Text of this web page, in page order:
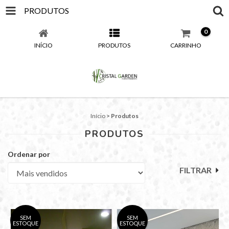
PRODUTOS
INÍCIO PRODUTOS CARRINHO
0
Início > Produtos
PRODUTOS
Ordenar por
FILTRAR
SEM
ESTOQUE
SEM
ESTOQUE